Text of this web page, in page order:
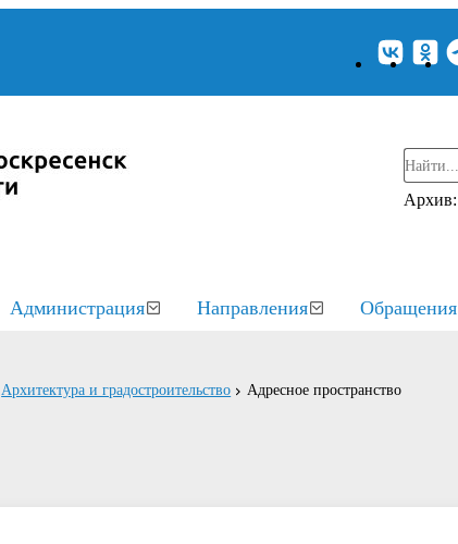
Архив:
Администрация Направления Обращения
Архитектура и градостроительство Адресное пространство